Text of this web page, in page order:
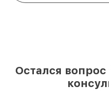
Остался